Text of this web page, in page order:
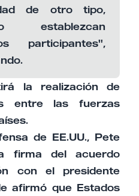
de otro tipo,
establezcan
participantes",
la realización de
entre las fuerzas
de EE.UU., Pete
firma del acuerdo
con el presidente
afirmó que Estados